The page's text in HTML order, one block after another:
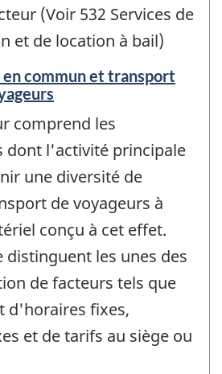
(Voir 532 Services de
et de location à bail)
commun et transport
comprend les
dont l'activité principale
une diversité de
de voyageurs à
conçu à cet effet.
distinguent les unes des
de facteurs tels que
d'horaires fixes,
et de tarifs au siège ou